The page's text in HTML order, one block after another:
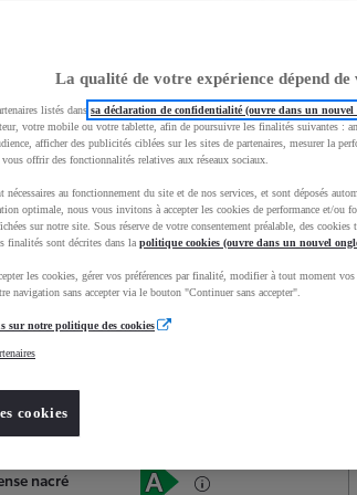
Services Concession
Occasions
nacré
La qualité de votre expérience dépend de
listés dans sa déclaration de confidentialité (ouvre dans un nouvel
votre mobile ou votre tablette, afin de poursuivre les finalités suivantes :
afficher des publicités ciblées sur les sites de partenaires, mesurer la
offrir des fonctionnalités relatives aux réseaux sociaux.
nécessaires au fonctionnement du site et de nos services, et sont déposés
optimale, nous vous invitons à accepter les cookies de performance et/ou
sur notre site. Sous réserve de votre consentement préalable, des
finalités sont décrites dans la politique cookies (ouvre dans un nouvel
les cookies, gérer vos préférences par finalité, modifier à tout moment
navigation sans accepter via le bouton "Continuer sans accepter".
sur notre politique des cookies
cookies